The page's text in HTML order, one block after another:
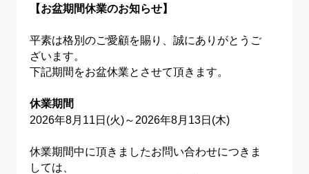
【お盆期間休業のお知らせ】
平素は格別のご愛顧を賜り、誠にありがとうご
ざいます。
下記期間をお盆休業とさせて頂きます。
休業期間
2026年8月11日(火)～2026年8月13日(木)
休業期間中に頂きましたお問い合わせにつきま
しては、